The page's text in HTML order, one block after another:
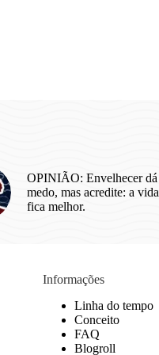
OPINIÃO: Envelhecer dá
medo, mas acredite: a vida
fica melhor.
Informações
Linha do tempo
Conceito
FAQ
Blogroll